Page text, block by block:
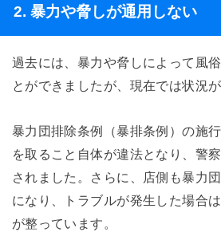
2. 暴力や脅しが通用しない
過去には、暴力や脅しによって風
とができましたが、現在では状況
暴力団排除条例（暴排条例）の施
を取ること自体が違法となり、警
されました。さらに、店側も暴力
になり、トラブルが発生した場合
が整っています。